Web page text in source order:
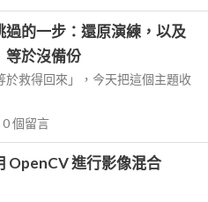
的一步：還原演練，以及
等於沒備份
救得回來」，今天把這個主題收
0個留言
OpenCV 進行影像混合